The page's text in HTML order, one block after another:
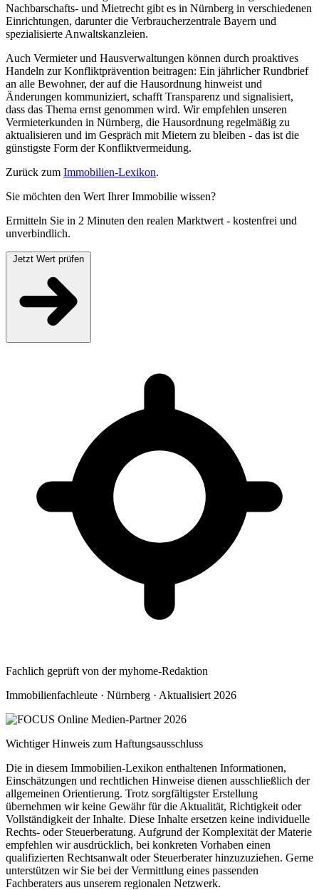
Nachbarschafts- und Mietrecht gibt es in Nürnberg in verschiedenen
Einrichtungen, darunter die Verbraucherzentrale Bayern und
spezialisierte Anwaltskanzleien.
Auch Vermieter und Hausverwaltungen können durch proaktives
Handeln zur Konfliktprävention beitragen: Ein jährlicher Rundbrief
an alle Bewohner, der auf die Hausordnung hinweist und
Änderungen kommuniziert, schafft Transparenz und signalisiert,
dass das Thema ernst genommen wird. Wir empfehlen unseren
Vermieterkunden in Nürnberg, die Hausordnung regelmäßig zu
aktualisieren und im Gespräch mit Mietern zu bleiben - das ist die
günstigste Form der Konfliktvermeidung.
Zurück zum Immobilien-Lexikon.
Sie möchten den Wert Ihrer Immobilie wissen?
Ermitteln Sie in 2 Minuten den realen Marktwert - kostenfrei und
unverbindlich.
Fachlich geprüft von der myhome-Redaktion
Immobilienfachleute · Nürnberg · Aktualisiert 2026
Wichtiger Hinweis zum Haftungsausschluss
Die in diesem Immobilien-Lexikon enthaltenen Informationen,
Einschätzungen und rechtlichen Hinweise dienen ausschließlich der
allgemeinen Orientierung. Trotz sorgfältigster Erstellung
übernehmen wir keine Gewähr für die Aktualität, Richtigkeit oder
Vollständigkeit der Inhalte. Diese Inhalte ersetzen keine individuelle
Rechts- oder Steuerberatung. Aufgrund der Komplexität der Materie
empfehlen wir ausdrücklich, bei konkreten Vorhaben einen
qualifizierten Rechtsanwalt oder Steuerberater hinzuzuziehen. Gerne
unterstützen wir Sie bei der Vermittlung eines passenden
Fachberaters aus unserem regionalen Netzwerk.